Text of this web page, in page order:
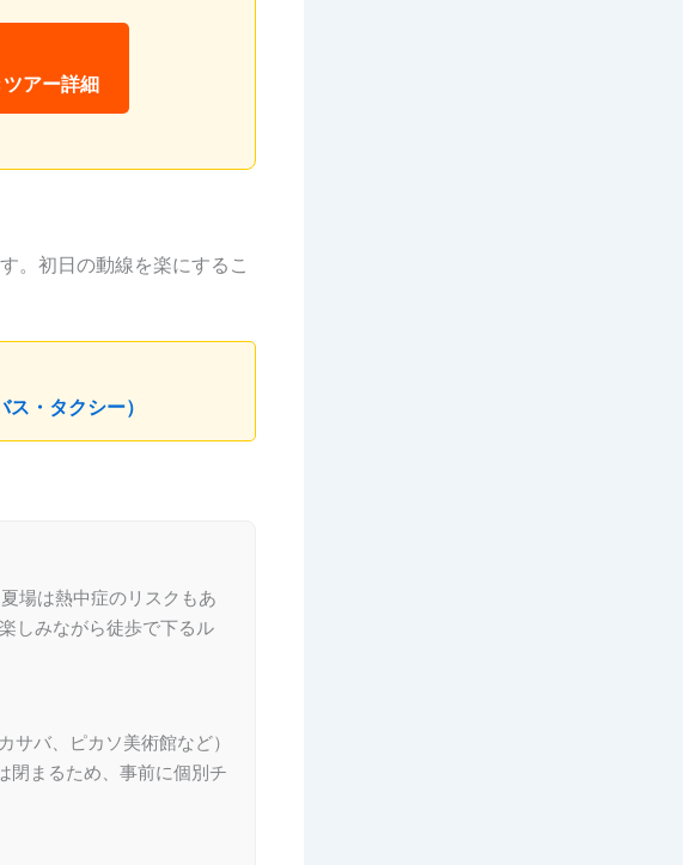
アー詳細
。初日の動線を楽にするこ
・タクシー）
場は熱中症のリスクもあ
しみながら徒歩で下るル
バ、ピカソ美術館など）
閉まるため、事前に個別チ